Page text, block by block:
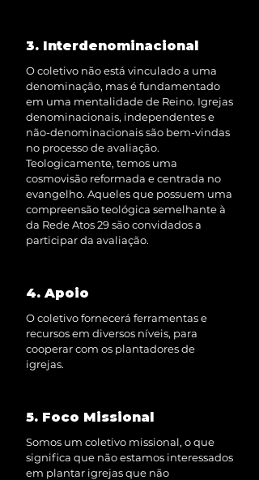
3. Interdenominacional
O coletivo não está vinculado a uma
denominação, mas é fundamentado
em uma mentalidade de Reino. Igrejas
denominacionais, independentes e
não-denominacionais são bem-vindas
no processo de avaliação.
Teologicamente, temos uma
cosmovisão reformada e centrada no
evangelho. Aqueles que possuem uma
compreensão teológica semelhante à
da Rede Atos 29 são convidados a
participar da avaliação.
4. Apoio
O coletivo fornecerá ferramentas e
recursos em diversos níveis, para
cooperar com os plantadores de
igrejas.
5. Foco Missional
Somos um coletivo missional, o que
significa que não estamos interessados
em plantar igrejas que não